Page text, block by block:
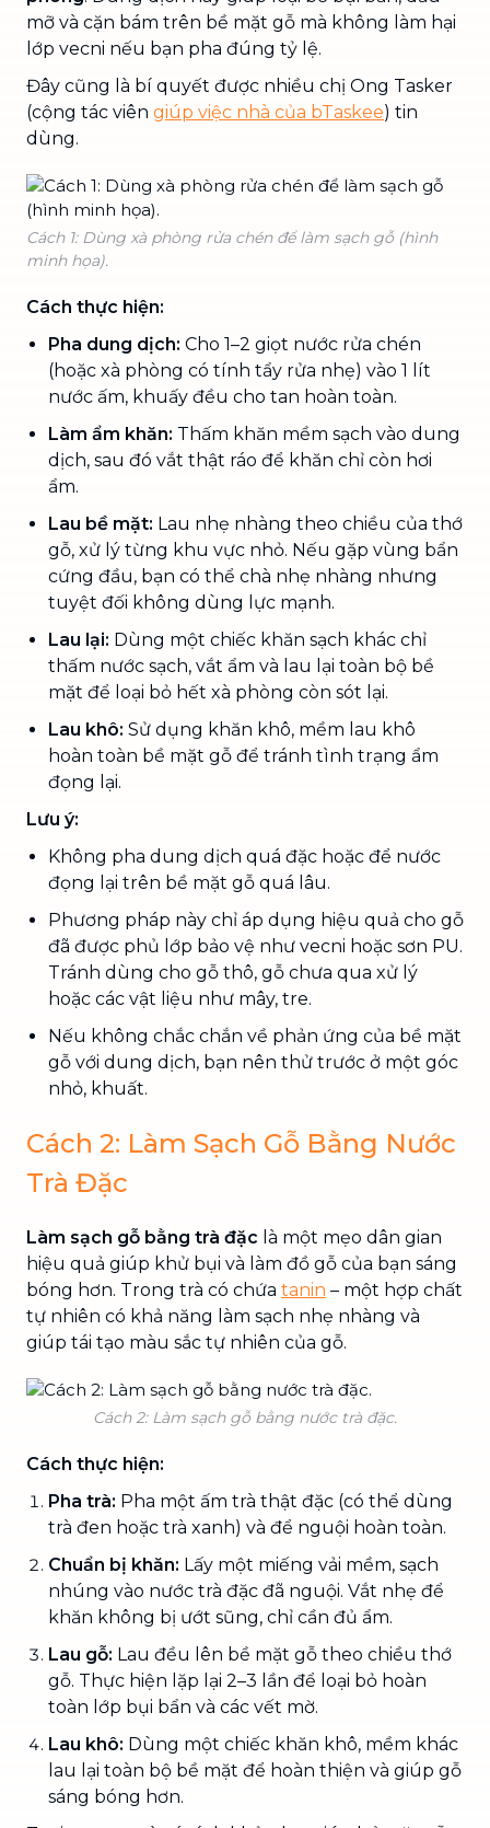
mỡ và cặn bám trên bề mặt gỗ mà không làm hại
lớp vecni nếu bạn pha đúng tỷ lệ.
Đây cũng là bí quyết được nhiều chị Ong Tasker
(cộng tác viên giúp việc nhà của bTaskee) tin
dùng.
Cách 1: Dùng xà phòng rửa chén để làm sạch gỗ (hình
minh họa).
Cách thực hiện:
Pha dung dịch: Cho 1–2 giọt nước rửa chén
(hoặc xà phòng có tính tẩy rửa nhẹ) vào 1 lít
nước ấm, khuấy đều cho tan hoàn toàn.
Làm ẩm khăn: Thấm khăn mềm sạch vào dung
dịch, sau đó vắt thật ráo để khăn chỉ còn hơi
ẩm.
Lau bề mặt: Lau nhẹ nhàng theo chiều của thớ
gỗ, xử lý từng khu vực nhỏ. Nếu gặp vùng bẩn
cứng đầu, bạn có thể chà nhẹ nhàng nhưng
tuyệt đối không dùng lực mạnh.
Lau lại: Dùng một chiếc khăn sạch khác chỉ
thấm nước sạch, vắt ẩm và lau lại toàn bộ bề
mặt để loại bỏ hết xà phòng còn sót lại.
Lau khô: Sử dụng khăn khô, mềm lau khô
hoàn toàn bề mặt gỗ để tránh tình trạng ẩm
đọng lại.
Lưu ý:
Không pha dung dịch quá đặc hoặc để nước
đọng lại trên bề mặt gỗ quá lâu.
Phương pháp này chỉ áp dụng hiệu quả cho gỗ
đã được phủ lớp bảo vệ như vecni hoặc sơn PU.
Tránh dùng cho gỗ thô, gỗ chưa qua xử lý
hoặc các vật liệu như mây, tre.
Nếu không chắc chắn về phản ứng của bề mặt
gỗ với dung dịch, bạn nên thử trước ở một góc
nhỏ, khuất.
Cách 2: Làm Sạch Gỗ Bằng Nước
Trà Đặc
Làm sạch gỗ bằng trà đặc là một mẹo dân gian
hiệu quả giúp khử bụi và làm đồ gỗ của bạn sáng
bóng hơn. Trong trà có chứa tanin – một hợp chất
tự nhiên có khả năng làm sạch nhẹ nhàng và
giúp tái tạo màu sắc tự nhiên của gỗ.
Cách 2: Làm sạch gỗ bằng nước trà đặc.
Cách thực hiện:
Pha trà: Pha một ấm trà thật đặc (có thể dùng
trà đen hoặc trà xanh) và để nguội hoàn toàn.
Chuẩn bị khăn: Lấy một miếng vải mềm, sạch
nhúng vào nước trà đặc đã nguội. Vắt nhẹ để
khăn không bị ướt sũng, chỉ cần đủ ẩm.
Lau gỗ: Lau đều lên bề mặt gỗ theo chiều thớ
gỗ. Thực hiện lặp lại 2–3 lần để loại bỏ hoàn
toàn lớp bụi bẩn và các vết mờ.
Lau khô: Dùng một chiếc khăn khô, mềm khác
lau lại toàn bộ bề mặt để hoàn thiện và giúp gỗ
sáng bóng hơn.